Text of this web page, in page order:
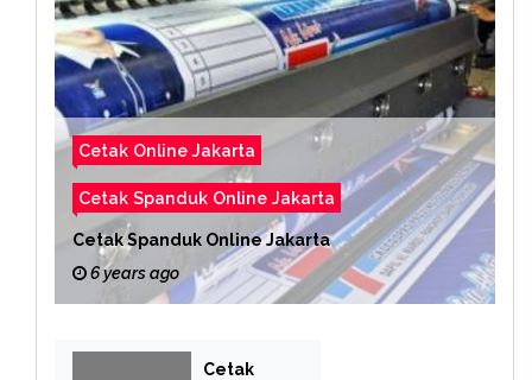
Cetak Online Jakarta
Cetak Spanduk Online Jakarta
Cetak Spanduk Online Jakarta
6 years ago
Cetak